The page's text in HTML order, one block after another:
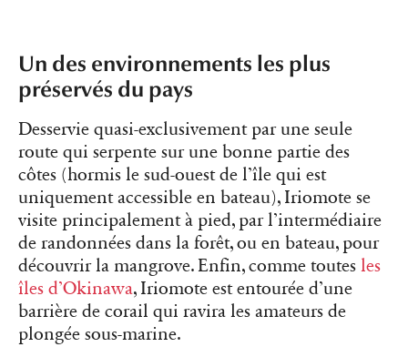
Un des environnements les plus
préservés du pays
Desservie quasi-exclusivement par une seule
route qui serpente sur une bonne partie des
côtes (hormis le sud-ouest de l’île qui est
uniquement accessible en bateau), Iriomote se
visite principalement à pied, par l’intermédiaire
de randonnées dans la forêt, ou en bateau, pour
découvrir la mangrove. Enfin, comme toutes les
îles d’Okinawa, Iriomote est entourée d’une
barrière de corail qui ravira les amateurs de
plongée sous-marine.